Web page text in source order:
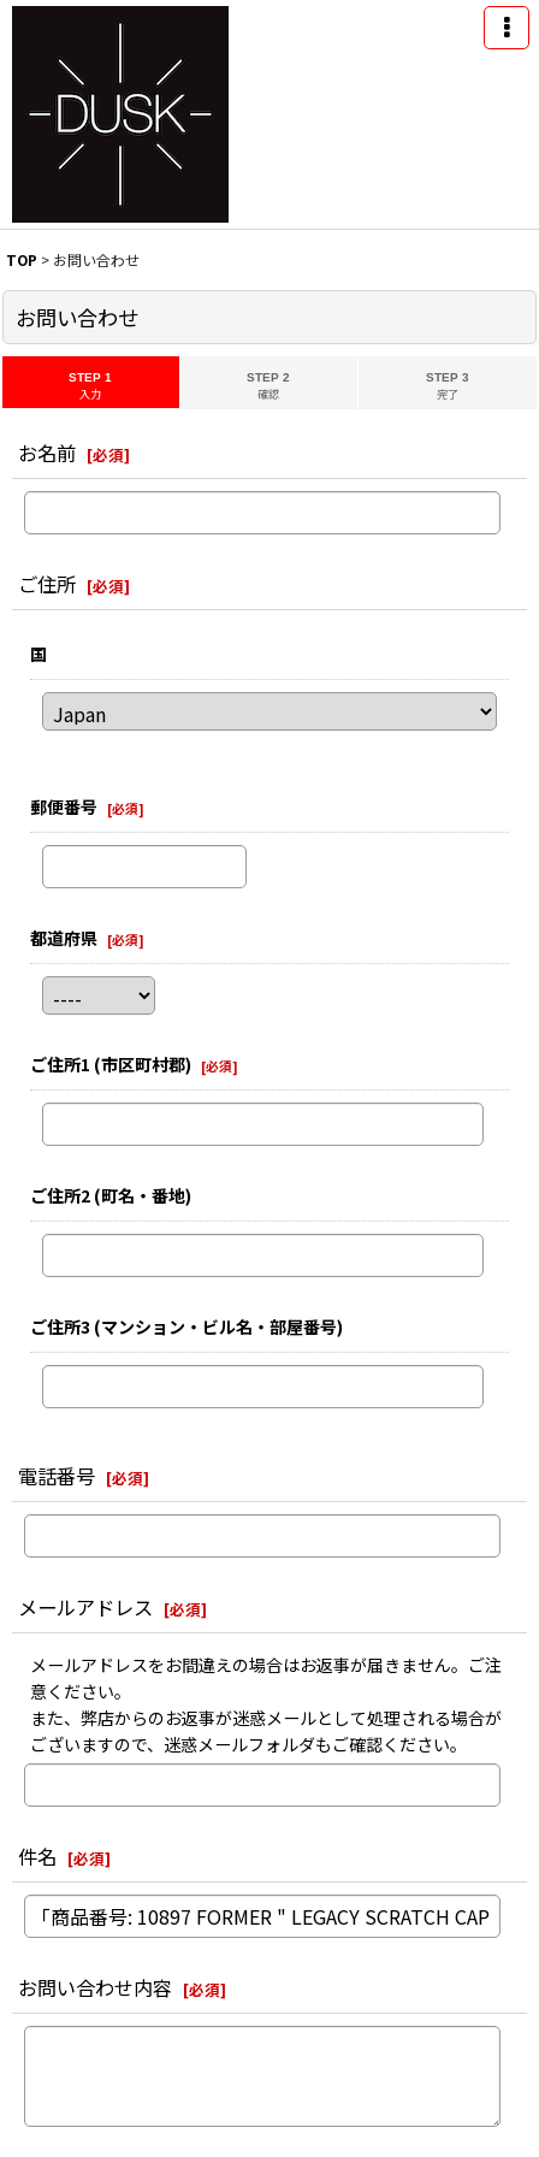
TOP > お問い合わせ
お問い合わせ
STEP 1
入力
STEP 2
確認
STEP 3
完了
お名前 [必須]
ご住所 [必須]
国
郵便番号 [必須]
都道府県 [必須]
ご住所1 (市区町村郡) [必須]
ご住所2 (町名・番地)
ご住所3 (マンション・ビル名・部屋番号)
電話番号 [必須]
メールアドレス [必須]
メールアドレスをお間違えの場合はお返事が届きません。ご注
意ください。
また、弊店からのお返事が迷惑メールとして処理される場合が
ございますので、迷惑メールフォルダもご確認ください。
件名 [必須]
お問い合わせ内容 [必須]